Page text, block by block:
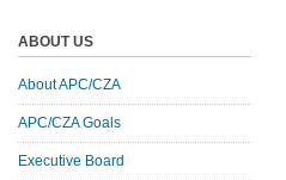
ABOUT US
About APC/CZA
APC/CZA Goals
Executive Board